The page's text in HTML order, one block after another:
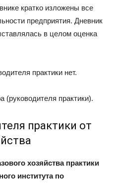
кратко изложены все
предприятия. Дневник
в целом оценка
практики нет.
(руководителя практики).
практики от
хозяйства практики
института по